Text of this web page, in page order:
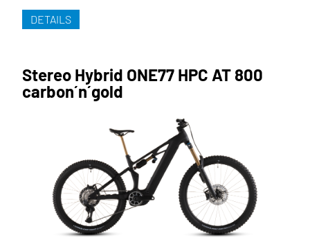
DETAILS
Stereo Hybrid ONE77 HPC AT 800
carbon´n´gold